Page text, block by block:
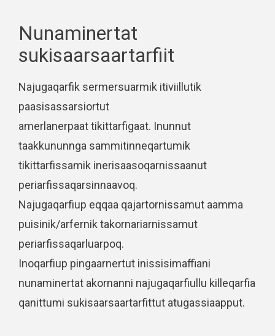
Nunaminertat
sukisaarsaartarfiit
Najugaqarfik sermersuarmik itiviillutik
paasisassarsiortut
amerlanerpaat tikittarfigaat. Inunnut
taakkununnga sammitinneqartumik
tikittarfissamik inerisaasoqarnissaanut
periarfissaqarsinnaavoq.
Najugaqarfiup eqqaa qajartornissamut aamma
puisinik/arfernik takornariarnissamut
periarfissaqarluarpoq.
Inoqarfiup pingaarnertut inissisimaffiani
nunaminertat akornanni najugaqarfiullu killeqarfia
qanittumi sukisaarsaartarfittut atugassiaapput.